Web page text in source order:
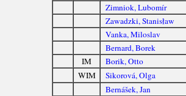
Zimniok, Lubomír
Zawadzki, Stanisław
Vanka, Miloslav
Bernard, Borek
IM
Borik, Otto
WIM
Sikorová, Olga
Bernášek, Jan